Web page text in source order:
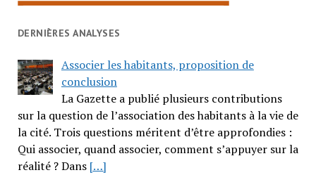
DERNIÈRES ANALYSES
Associer les habitants, proposition de
conclusion
La Gazette a publié plusieurs contributions
sur la question de l’association des habitants à la vie de
la cité. Trois questions méritent d’être approfondies :
Qui associer, quand associer, comment s’appuyer sur la
réalité ? Dans […]